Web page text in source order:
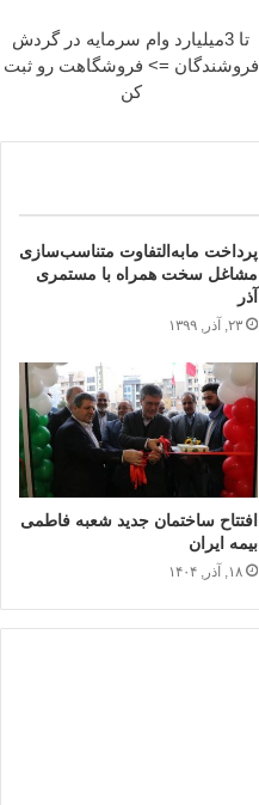
تا 3میلیارد وام سرمایه در گردش
فروشندگان => فروشگاهت رو ثبت
کن
پرداخت مابه‌التفاوت متناسب‌سازی
مشاغل سخت همراه با مستمری
آذر
۲۳, آذر, ۱۳۹۹
افتتاح ساختمان جدید شعبه فاطمی
بیمه ایران
۱۸, آذر, ۱۴۰۴